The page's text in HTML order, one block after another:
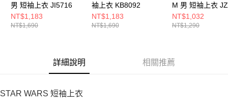
男 短袖上衣 JI5716
NT$1,183
NT$1,690
袖上衣 KB8092
NT$1,183
NT$1,690
M 男 短袖上衣
NT$1,032
NT$1,290
詳細說明 相關推薦
STAR WARS 短袖上衣